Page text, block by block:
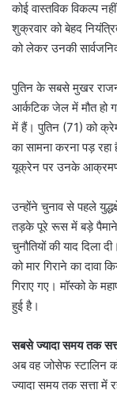
कोई वास्तविक विकल्प
शुक्रवार को बेहद
को लेकर उनकी
पुतिन के सबसे मुखर
आर्कटिक जेल में मौत हो
में हैं। पुतिन (71) को
का सामना करना पड़
यूक्रेन पर उनके आक्रमण
उन्होंने चुनाव से पहले
तड़के पूरे रूस में बड़े
चुनौतियों की याद दिला
को मार गिराने का दावा
गिराए गए। मॉस्को के
हुई है।
सबसे ज्यादा समय तक
अब वह जोसेफ स्टालिन
ज्यादा समय तक सत्ता